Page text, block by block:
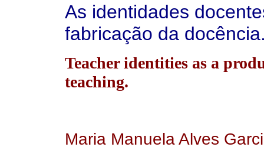
As identidades
fabricação da
Teacher identities as a
teaching.
Maria Manuela Alves